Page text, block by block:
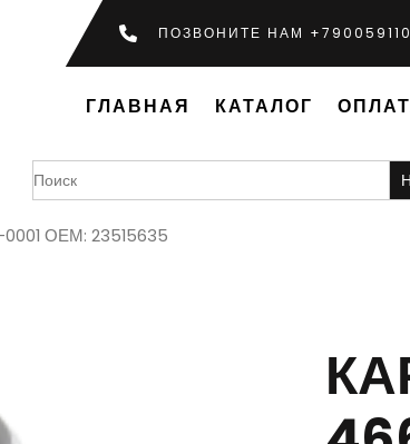
ПОЗВОНИТЕ НАМ
ГЛАВНАЯ КАТАЛОГ
Search
for:
0001 ОЕМ: 23515635